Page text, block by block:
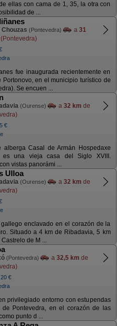
ellas con cama de 1, 35, la otra con
de ...
Chouzas (Pontevedra) a 31
fue inaugurada recientemente en
Portonovo, en el municipio turístico de
Se encuen ...
(Ourense) a 32 km de
€
alberga Casal de Armán Hospedaxe
es una vieja casa del Siglo XVIII.
vistas panorámi ...
Ulloa
(Ourense) a 32 km de
enclavado en el corazón de la
Situado a 4 km de Ribadavia, 5 km
de M ...
(Pontevedra) a 32,5 km de
20 €
privilegiado entorno con estupendas
Pontevedra, en el corazón de las
punto d ...